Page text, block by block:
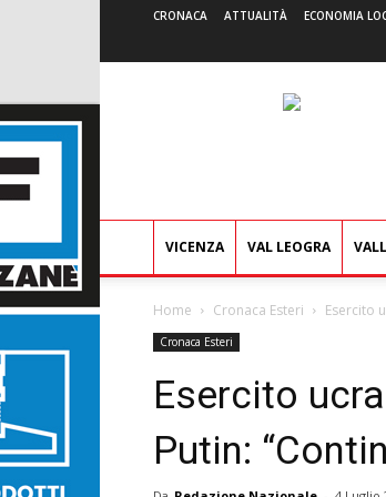
CRONACA ATTUALITÀ ECONOMIA
VICENZA VAL LEOGRA
Home Cronaca Esteri Esercito
Cronaca Esteri
Esercito
Putin: